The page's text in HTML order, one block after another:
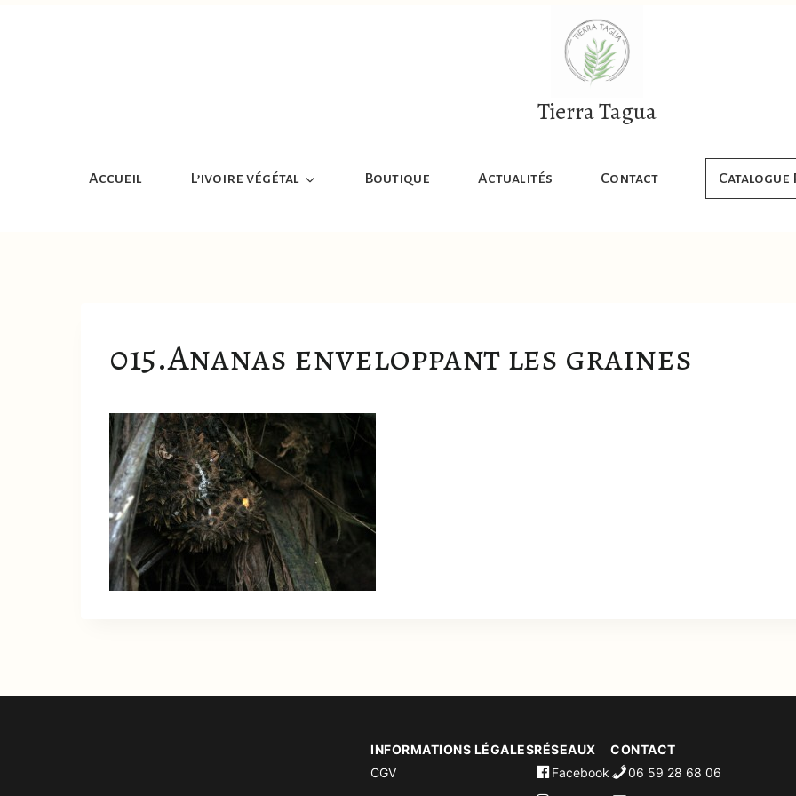
Tierra Tagua
Accueil L’ivoire végétal Boutique Actualités Contact Catalogue
015.Ananas enveloppant les graines
INFORMATIONS LÉGALES
CGV
RÉSEAUX
Facebook
CONTACT
06 59 28 68 06